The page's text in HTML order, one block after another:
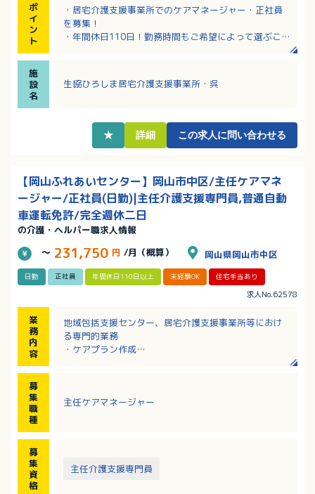
ポ
イ
ン
ト
・居宅介護支援事業所でのケアマネージャー・正社員
を募集！
・年間休日110日！勤務時間もご希望によって選ぶこと
ます！
・定年65歳と長く活躍いただける環境です！
施
設
名
生協ひろしま居宅介護支援事業所・呉
★ 詳細 この求人に問い合わせる
【岡山ふれあいセンター】岡山市中区/主任ケアマネ
ージャー/正社員(日勤)|主任介護支援専門員,普通自動
車運転免許/完全週休二日
の介護・ヘルパー職求人情報
～ 231,750 円 /月（概算） 岡山県岡山市中区
日勤 正社員 年間休日110日以上 未経験OK 住宅手当あり
求人No.62578
業
務
内
容
地域包括支援センター、居宅介護支援事業所等におけ
る専門的業務
・ケアプラン作成
募
集
職
種
主任ケアマネージャー
募
集
資
格
主任介護支援専門員